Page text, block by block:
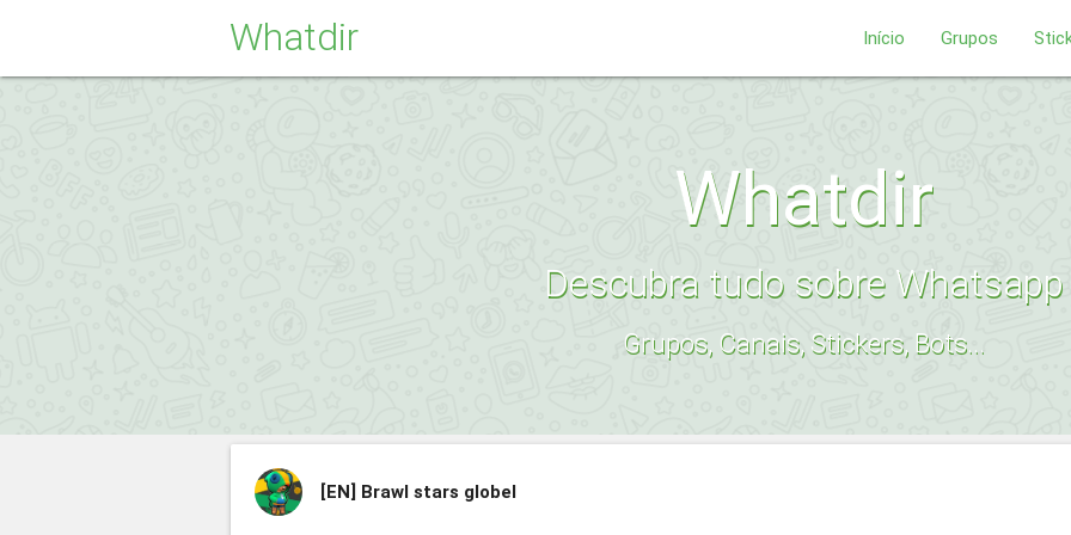
Whatdir Início Grupos
Whatdir
Descubra tudo sobre Whatsapp
Grupos, Canais, Stickers, Bots...
[EN] Brawl stars globel